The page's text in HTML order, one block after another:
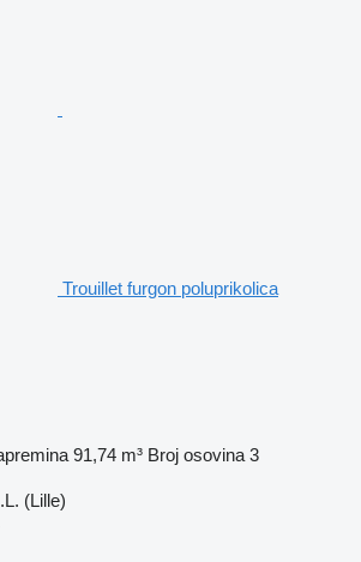
Trouillet furgon poluprikolica
91,74 m³ Broj osovina 3
(Lille)